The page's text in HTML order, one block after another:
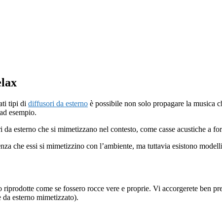
tipi di diffusori da esterno è possibile non solo propagare la musica
esempio.
esterno che si mimetizzano nel contesto, come casse acustiche a
che essi si mimetizzino con l’ambiente, ma tuttavia esistono
riprodotte come se fossero rocce vere e proprie. Vi accorgerete ben
esterno mimetizzato).